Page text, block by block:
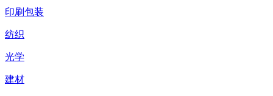
印刷包装
纺织
光学
建材